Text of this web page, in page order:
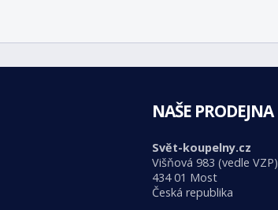
NAŠE PRODEJNA
Svět-koupelny.cz
Višňová 983 (vedle VZP)
434 01 Most
Česká republika